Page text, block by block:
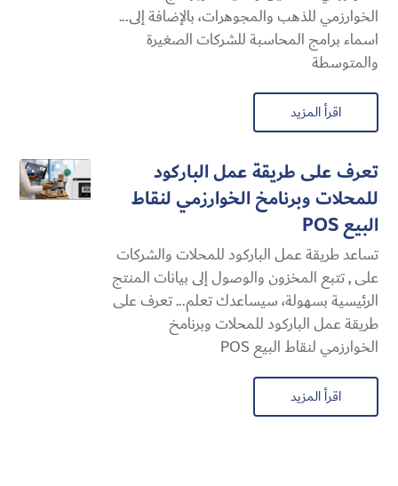
الخوارزمي للذهب والمجوهرات، بالإضافة إلى...
اسماء برامج المحاسبة للشركات الصغيرة
والمتوسطة
اقرأ المزيد
تعرف على طريقة عمل الباركود
للمحلات وبرنامخ الخوارزمي لنقاط
البيع POS
تساعد طريقة عمل الباركود للمحلات والشركات
على , تتبع المخزون والوصول إلى بيانات المنتج
الرئيسية بسهولة، سيساعدك تعلم... تعرف على
طريقة عمل الباركود للمحلات وبرنامخ
الخوارزمي لنقاط البيع POS
اقرأ المزيد